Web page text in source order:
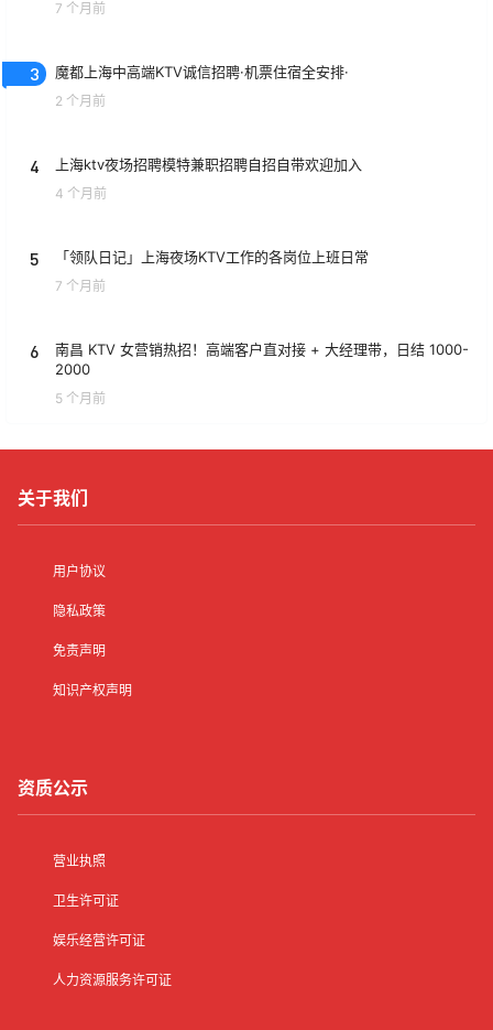
7 个月前
3 魔都上海中高端KTV诚信招聘·机票住宿全安排·
2 个月前
4 上海ktv夜场招聘模特兼职招聘自招自带欢迎加入
4 个月前
5 「领队日记」上海夜场KTV工作的各岗位上班日常
7 个月前
6
南昌 KTV 女营销热招！高端客户直对接 + 大经理带，日结 1000-
2000
5 个月前
关于我们
用户协议
隐私政策
免责声明
知识产权声明
资质公示
营业执照
卫生许可证
娱乐经营许可证
人力资源服务许可证